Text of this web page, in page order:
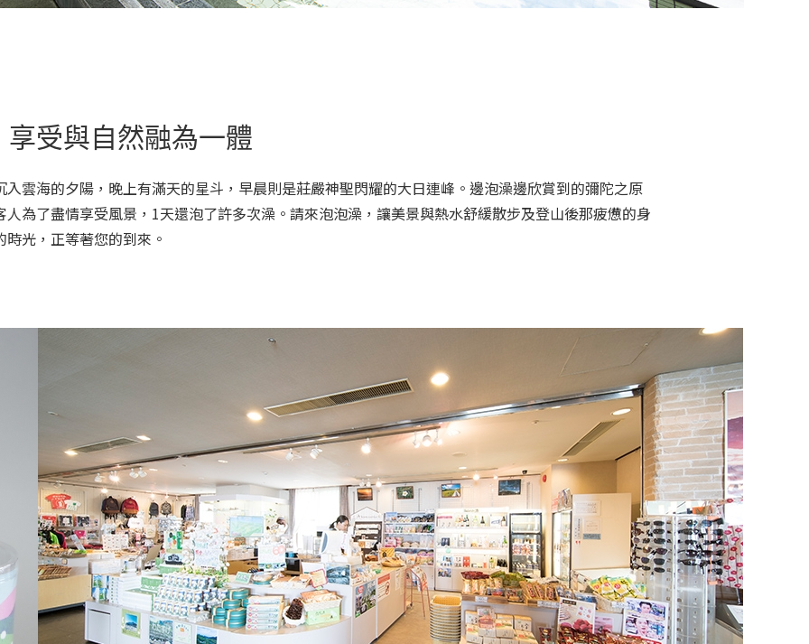
受與自然融為一體
雲海的夕陽，晚上有滿天的星斗，早晨則是莊嚴神聖閃耀的大日連峰。邊泡澡邊欣賞到的彌陀之原
為了盡情享受風景，1天還泡了許多次澡。請來泡泡澡，讓美景與熱水舒緩散步及登山後那疲憊的身
光，正等著您的到來。